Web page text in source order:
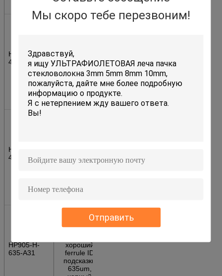
Мы скоро тебе перезвоним!
Отправить
HP905-H-
445-A31
Соединитель
хороший
ferrule ID
подсказки
445um,
черный
ботинок
3mm
HP905-H-
485-A31
ferrule ID
подсказки
ботинок
HP905-H-
635-A31
Соединитель
HP-SMA-905
с гайкой
хороший
ferrule ID
подсказки
635um,